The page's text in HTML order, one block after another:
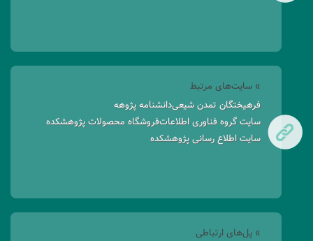
» سایت‌های مرتبط
فرهیختگان تمدن شیعیدانشنامه پژوهه
سایت گروه فناوری اطلاعاتفروشگاه محصولات پژوهشکده
سایت اطلاع رسانی پژوهشکده
» پل‌های ارتباطی